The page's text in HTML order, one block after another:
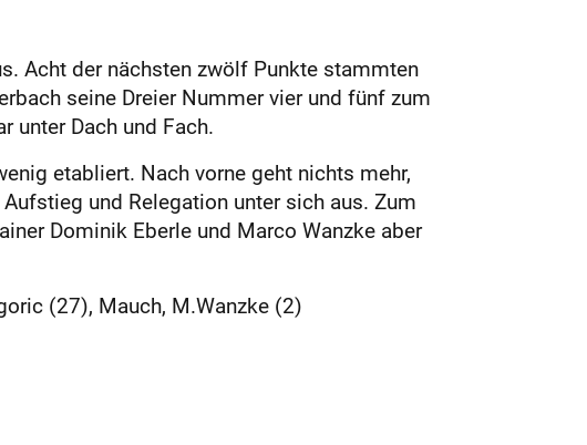
Acht der nächsten zwölf Punkte stammten
seine Dreier Nummer vier und fünf zum
unter Dach und Fach.
etabliert. Nach vorne geht nichts mehr,
und Relegation unter sich aus. Zum
Dominik Eberle und Marco Wanzke aber
(27), Mauch, M.Wanzke (2)